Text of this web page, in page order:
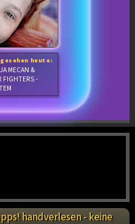
heute:
MECAN &
FIGHTERS -
handverlesen - keine